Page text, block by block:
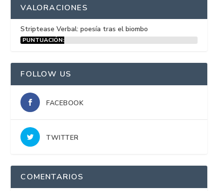
VALORACIONES
Striptease Verbal: poesía tras el biombo
PUNTUACIÓN:
FOLLOW US
FACEBOOK
TWITTER
COMENTARIOS